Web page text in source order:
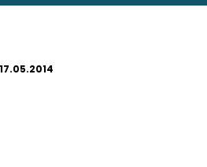
17.05.2014